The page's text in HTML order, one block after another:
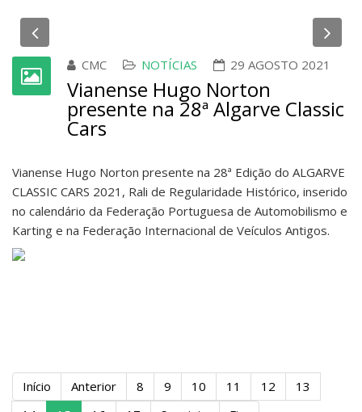
Previous
CMC NOTÍCIAS 29 AGOSTO 2021
Vianense Hugo Norton
presente na 28ª Algarve Classic
Cars
Vianense Hugo Norton presente na 28ª Edição do ALGARVE
CLASSIC CARS 2021, Rali de Regularidade Histórico, inserido
no calendário da Federação Portuguesa de Automobilismo e
Karting e na Federação Internacional de Veículos Antigos.
Início Anterior 8 9 10 11 12
13